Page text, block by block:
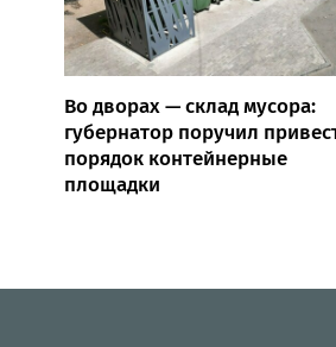
Во дворах — склад мусора:
губернатор поручил
порядок контейнерные
площадки